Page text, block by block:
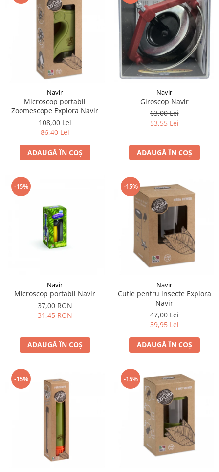
LEGO Art
LEGO Creator Expert
LEGO Architecture
LEGO Ideas
LEGO Speed Champions
Navir
Microscop portabil
Zoomescope Explora Navir
108,00 Lei
86,40 Lei
ADAUGĂ ÎN COȘ
Navir
Giroscop Navir
63,00 Lei
53,55 Lei
ADAUGĂ ÎN COȘ
-15%
Navir
Microscop portabil Navir
37,00 RON
31,45 RON
ADAUGĂ ÎN COȘ
-15%
Navir
Cutie pentru insecte Explora
Navir
47,00 Lei
39,95 Lei
ADAUGĂ ÎN COȘ
-15% -15%